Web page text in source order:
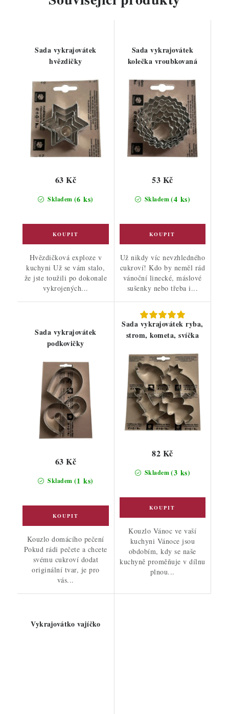
Sada vykrajovátek
hvězdičky
Skladem (6 ks)
63 Kč
Hvězdičková exploze v
kuchyni Už se vám stalo,
že jste toužili po dokonale
vykrojených...
Sada vykrajovátek
kolečka vroubkovaná
Skladem(4 ks)
53 Kč
Už nikdy víc nevzhledného
cukroví! Kdo by neměl rád
vánoční linecké, máslové
sušenky nebo třeba i...
Sada vykrajovátek
podkovičky
Skladem (1 ks)
63 Kč
Kouzlo domácího pečení
Pokud rádi pečete a chcete
svému cukroví dodat
originální tvar, je pro
vás...
Sada vykrajovátek ryba,
strom, kometa, svíčka
Skladem(3 ks)
82 Kč
Kouzlo Vánoc ve vaší
kuchyni Vánoce jsou
obdobím, kdy se naše
kuchyně proměňuje v dílnu
plnou...
Vykrajovátko vajíčko